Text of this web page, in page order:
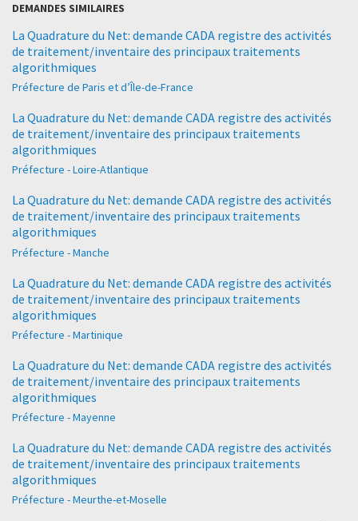
DEMANDES SIMILAIRES
La Quadrature du Net: demande CADA registre des activités
de traitement/inventaire des principaux traitements
algorithmiques
Préfecture de Paris et d’Île-de-France
La Quadrature du Net: demande CADA registre des activités
de traitement/inventaire des principaux traitements
algorithmiques
Préfecture - Loire-Atlantique
La Quadrature du Net: demande CADA registre des activités
de traitement/inventaire des principaux traitements
algorithmiques
Préfecture - Manche
La Quadrature du Net: demande CADA registre des activités
de traitement/inventaire des principaux traitements
algorithmiques
Préfecture - Martinique
La Quadrature du Net: demande CADA registre des activités
de traitement/inventaire des principaux traitements
algorithmiques
Préfecture - Mayenne
La Quadrature du Net: demande CADA registre des activités
de traitement/inventaire des principaux traitements
algorithmiques
Préfecture - Meurthe-et-Moselle